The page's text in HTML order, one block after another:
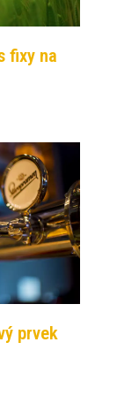
fixy na
prvek